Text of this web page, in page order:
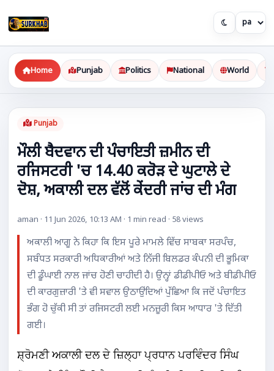
Home Punjab Politics National World
Punjab
ਮੌਲੀ ਬੈਦਵਾਨ ਦੀ ਪੰਚਾਇਤੀ ਜ਼ਮੀਨ ਦੀ
ਰਜਿਸਟਰੀ 'ਚ 14.40 ਕਰੋੜ ਦੇ ਘੁਟਾਲੇ ਦੇ
ਦੋਸ਼, ਅਕਾਲੀ ਦਲ ਵੱਲੋਂ ਕੇਂਦਰੀ ਜਾਂਚ ਦੀ ਮੰਗ
aman · 11 Jun 2026, 10:13 AM · 1 min read · 58 views
ਅਕਾਲੀ ਆਗੂ ਨੇ ਕਿਹਾ ਕਿ ਇਸ ਪੂਰੇ ਮਾਮਲੇ ਵਿੱਚ ਸਾਬਕਾ ਸਰਪੰਚ,
ਸਬੰਧਤ ਸਰਕਾਰੀ ਅਧਿਕਾਰੀਆਂ ਅਤੇ ਨਿੱਜੀ ਬਿਲਡਰ ਕੰਪਨੀ ਦੀ ਭੂਮਿਕਾ
ਦੀ ਡੂੰਘਾਈ ਨਾਲ ਜਾਂਚ ਹੋਣੀ ਚਾਹੀਦੀ ਹੈ। ਉਨ੍ਹਾਂ ਡੀਡੀਪੀਓ ਅਤੇ ਬੀਡੀਪੀਓ
ਦੀ ਕਾਰਗੁਜ਼ਾਰੀ 'ਤੇ ਵੀ ਸਵਾਲ ਉਠਾਉਂਦਿਆਂ ਪੁੱਛਿਆ ਕਿ ਜਦੋਂ ਪੰਚਾਇਤ
ਭੰਗ ਹੋ ਚੁੱਕੀ ਸੀ ਤਾਂ ਰਜਿਸਟਰੀ ਲਈ ਮਨਜ਼ੂਰੀ ਕਿਸ ਆਧਾਰ 'ਤੇ ਦਿੱਤੀ
ਗਈ।
ਸ਼੍ਰੋਮਣੀ ਅਕਾਲੀ ਦਲ ਦੇ ਜ਼ਿਲ੍ਹਾ ਪ੍ਰਧਾਨ ਪਰਵਿੰਦਰ ਸਿੰਘ